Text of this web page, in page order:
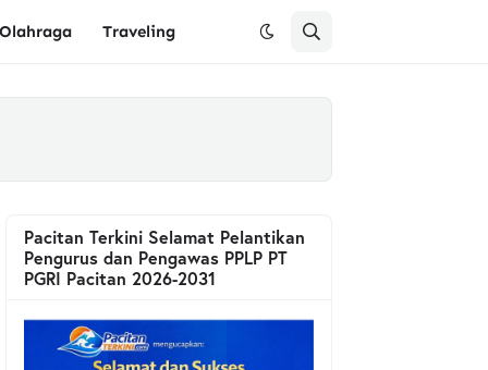
Olahraga Traveling
Pacitan Terkini Selamat Pelantikan
Pengurus dan Pengawas PPLP PT
PGRI Pacitan 2026-2031